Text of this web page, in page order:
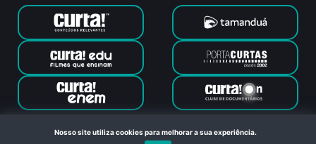
Canal Curta © 2024. Todos os direitos reservados. Feito com
Nosso site utiliza cookies para melhorar a sua experiência.